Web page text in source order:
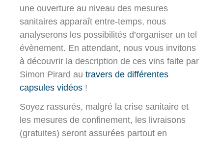
une ouverture au niveau des mesures
sanitaires apparaît entre-temps, nous
analyserons les possibilités d’organiser un tel
évènement. En attendant, nous vous invitons
à découvrir la description de ces vins faite par
Simon Pirard au travers de différentes
capsules vidéos !
Soyez rassurés, malgré la crise sanitaire et
les mesures de confinement, les livraisons
(gratuites) seront assurées partout en